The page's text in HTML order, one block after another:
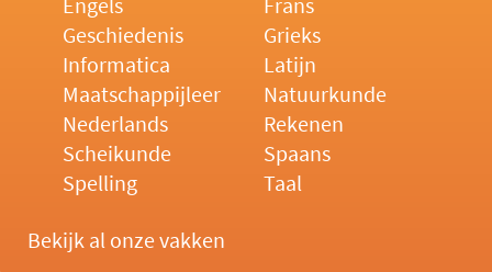
Engels
Frans
Geschiedenis
Grieks
Informatica
Latijn
Maatschappijleer
Natuurkunde
Nederlands
Rekenen
Scheikunde
Spaans
Spelling
Taal
Bekijk al onze vakken